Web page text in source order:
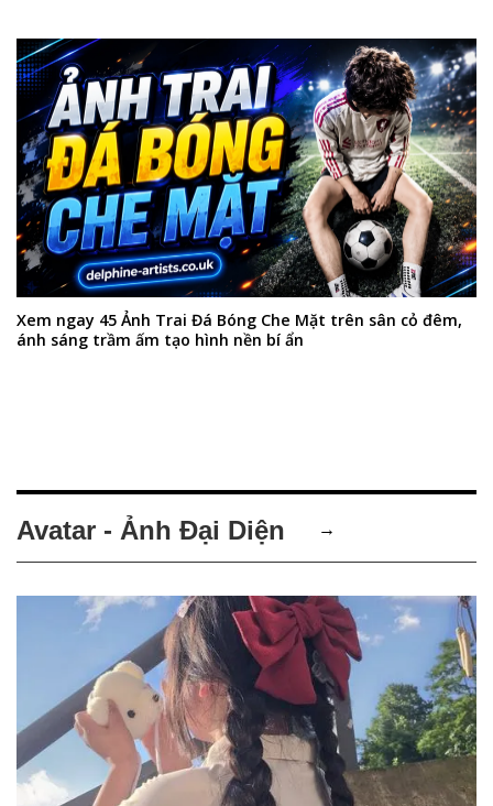
Xem ngay 45 Ảnh Trai Đá Bóng Che Mặt trên sân cỏ đêm,
ánh sáng trầm ấm tạo hình nền bí ẩn
Avatar - Ảnh Đại Diện →